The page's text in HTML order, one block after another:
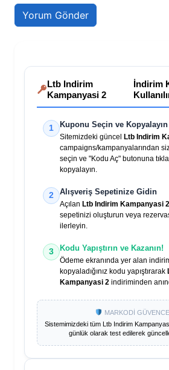
Ltb Indirim
Kampanyasi 2
İndirim
1 Kuponu Seçin ve Kopyalayın
Sitemizdeki güncel
Ltb Indirim
campaigns/kampanyalarından
seçin ve "Kodu Aç" butonuna
kopyalayın.
2 Alışveriş Sepetinize Gidin
Açılan Ltb Indirim Kampanyasi 2
sepetinizi oluşturun veya
ilerleyin.
3 Kodu Yapıştırın ve Kazanın!
Ödeme ekranında yer alan
kopyaladığınız kodu yapıştırarak
Kampanyasi 2 indiriminden
MARKODİ
Sistemimizdeki tüm Ltb Indirim
günlük olarak test edilerek